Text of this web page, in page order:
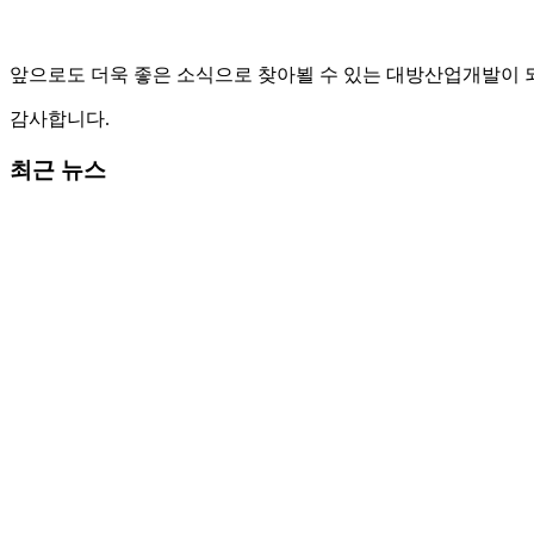
앞으로도 더욱 좋은 소식으로 찾아뵐 수 있는 대방산업개발이
감사합니다.
최근 뉴스